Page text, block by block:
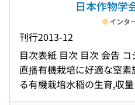
旨) 画像解析を用いたイネ
出(日本作物学会四国支部
田裏作ジャガイモ栽培がコ
(日本作物学会四国支部第
質資材の施用量がコナギ
量に及ぼす影響(日本作物
講演要旨) 施肥方法が香川
栽培コムギの収量および
四国支部第51回講演会講演
した水稲および陸稲の生育
四国支部第51回講演会講演
畦栽培したダイズ品種「
乾物生産特性(日本作物学
日本作物学
刊行2013-12
インタ
目次表紙 目次 目次 会告
直播有機栽培に好適な窒
る有機栽培水稲の生育,収
作物学会四国支部第50回